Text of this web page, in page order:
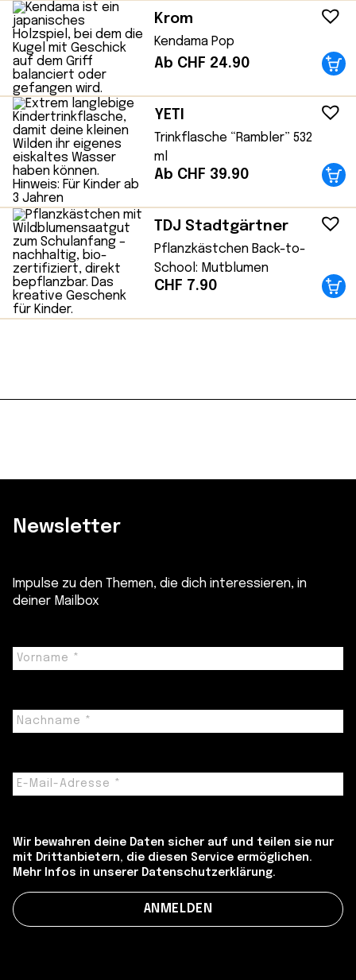
Krom
Kendama Pop
Ab CHF 24.90
YETI
Trinkflasche “Rambler” 532
ml
Ab CHF 39.90
TDJ Stadtgärtner
Pflanzkästchen Back-to-
School: Mutblumen
CHF 7.90
Newsletter
Impulse zu den Themen, die dich interessieren, in
deiner Mailbox
Wir bewahren deine Daten sicher auf und teilen sie nur
mit Drittanbietern, die diesen Service ermöglichen.
Mehr Infos in unserer Datenschutzerklärung.